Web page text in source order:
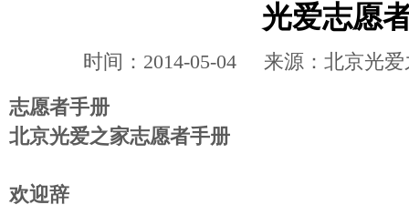
光爱志愿
时间：2014-05-04 来源：北京光
志愿者手册
北京光爱之家志愿者手册
欢迎辞